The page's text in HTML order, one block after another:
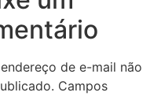
de e-mail não
Campos